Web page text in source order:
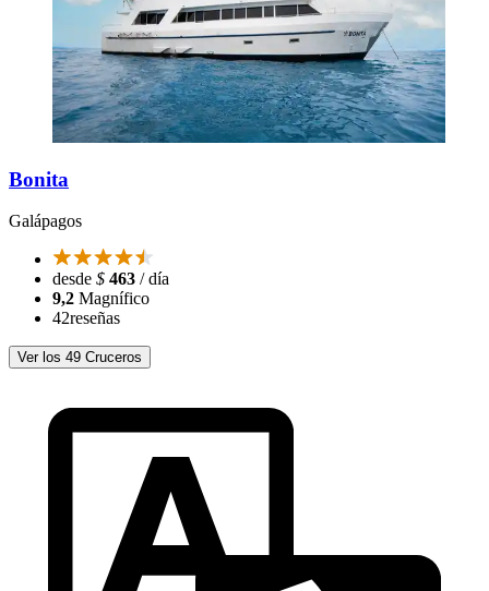
Bonita
Galápagos
desde $ 463 / día
9,2 Magnífico
42reseñas
Ver los 49 Cruceros